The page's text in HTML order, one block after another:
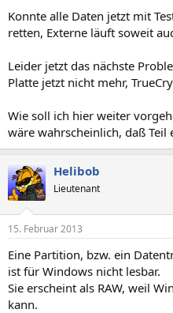
Konnte alle Daten jetzt mit
retten, Externe läuft soweit
Leider jetzt das nächste
Platte jetzt nicht mehr,
Wie soll ich hier weiter
wäre wahrscheinlich, daß Teil
Helibob
Lieutenant
15. Februar 2013
Eine Partition, bzw. ein
ist für Windows nicht lesbar.
Sie erscheint als RAW, weil
kann.